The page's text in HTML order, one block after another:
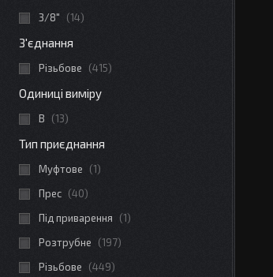
3/8"
14
З'єднання
Різьбове 415
Одиниці виміру
В 13
Тип приєднання
Муфтове
1
Прес
40
Під приварення
1
Розтрубне
197
Різьбове
449